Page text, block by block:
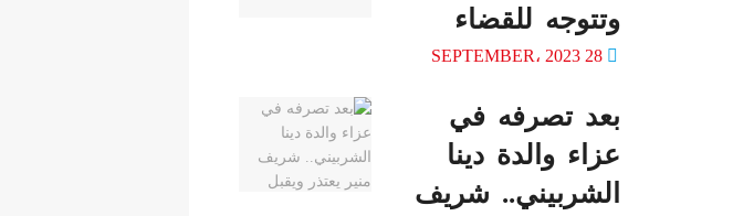
وتتوجه للقضاء
بعد تصرفه في
عزاء والدة دينا
الشربيني.. شريف